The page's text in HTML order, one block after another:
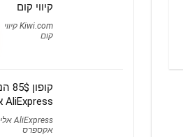
קיווי קום
Kiwi.com קיווי
קום
AliExpress אלי אקספרס
AliExpress אלי
אקספרס